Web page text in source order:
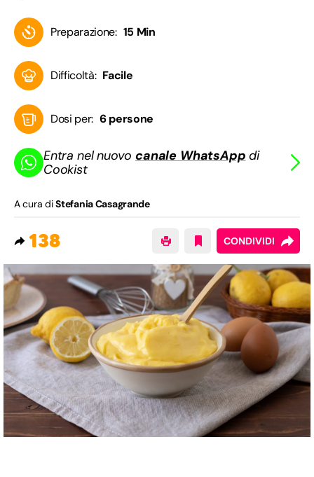
Preparazione: 15 Min
Difficoltà: Facile
Dosi per: 6 persone
Entra nel nuovocanale WhatsApp di
Cookist
A cura diStefania Casagrande
138 CONDIVIDI